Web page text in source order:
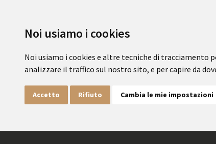
Noi usiamo i cookies
Noi usiamo i cookies e altre tecniche di
analizzare il traffico sul nostro sito, e per capire da
Accetto Rifiuto Cambia le mie impostazioni